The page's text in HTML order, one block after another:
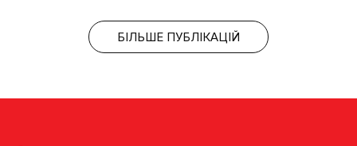
БІЛЬШЕ ПУБЛІКАЦІЙ